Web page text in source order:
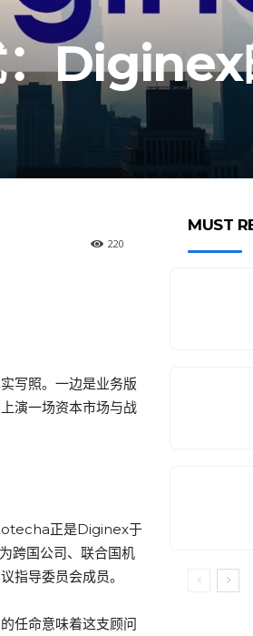
：Diginex
220
写照。一边是业务版
演一场资本市场与战
正是Diginex于
跨国公司、联合国机
指导委员会成员。
任命意味着这支顾问
MUST